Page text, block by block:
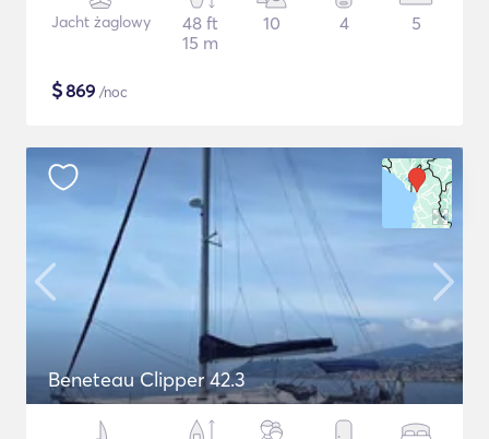
Jacht żaglowy
48 ft
15 m
10 4 5
$869 /noc
Beneteau Clipper 42.3